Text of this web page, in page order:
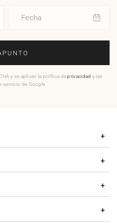
Fecha
y se aplican la política deprivacidad y las
servicio de Google.